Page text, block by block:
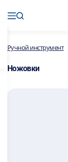
Ручной инструмент
Ножовки